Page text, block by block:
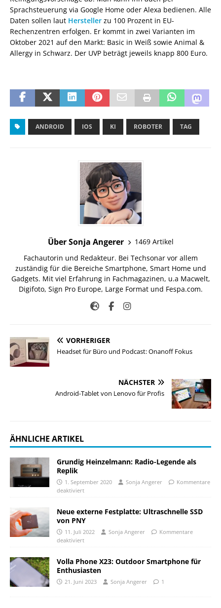
Sprachsteuerung via Google Home oder Alexa bedienen. Alle
Daten sollen laut Hersteller zu 100 Prozent in EU-
Rechenzentren erfolgen. Er kommt in zwei Varianten im
Oktober 2021 auf den Markt: Basic in Weiß sowie Animal &
Allergy in Schwarz. Der UVP beträgt jeweils knapp 800 Euro.
ANDROID IOS KI ROBOTER TAG
Über Sonja Angerer
1469 Artikel
Fachautorin und Redakteur. Bei Techsonar vor allem
zuständig für die Bereiche Smartphone, Smart Home und
Gadgets. Mit viel Erfahrung in Fachmagazinen, u.a Macwelt,
Digifoto, Sign Pro Europe, Large Format und Fespa.com.
VORHERIGER
Headset für Büro und Podcast: Onanoff Fokus
NÄCHSTER
Android-Tablet von Lenovo für Profis
ÄHNLICHE ARTIKEL
Grundig Heinzelmann: Radio-Legende als
Replik
1. September 2020 Sonja Angerer
Kommentare
deaktiviert
Neue externe Festplatte: Ultraschnelle SSD
von PNY
11. Juli 2022 Sonja Angerer
Kommentare
deaktiviert
Volla Phone X23: Outdoor Smartphone für
Enthusiasten
21. Juni 2023 Sonja Angerer 1